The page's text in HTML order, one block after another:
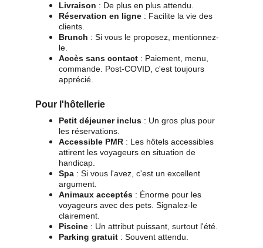
Livraison : De plus en plus attendu.
Réservation en ligne : Facilite la vie des
clients.
Brunch : Si vous le proposez, mentionnez-
le.
Accès sans contact : Paiement, menu,
commande. Post-COVID, c'est toujours
apprécié.
Pour l'hôtellerie
Petit déjeuner inclus : Un gros plus pour
les réservations.
Accessible PMR : Les hôtels accessibles
attirent les voyageurs en situation de
handicap.
Spa : Si vous l'avez, c'est un excellent
argument.
Animaux acceptés : Énorme pour les
voyageurs avec des pets. Signalez-le
clairement.
Piscine : Un attribut puissant, surtout l'été.
Parking gratuit : Souvent attendu.